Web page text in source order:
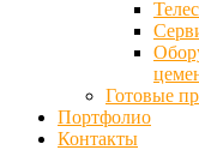
Готовые
Портфолио
Контакты